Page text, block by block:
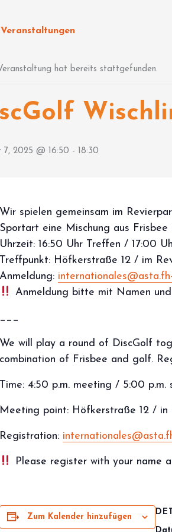
hat bereits stattgefunden.
7, 2025 @ 16:50 - 18:30
Wir spielen gemeinsam im
Sportart eine Mischung aus
Uhrzeit: 16:50 Uhr Treffen / 17:00
Treffpunkt: Höfkerstraße 12 / im
Anmeldung:
Anmeldung bitte mit Namen
___
We will play a round of DiscGolf
combination of Frisbee and golf.
Time: 4:50 p.m. meeting / 5:00 p.m.
Meeting point: Höfkerstraße 12 / in
Registration:
Please register with your name
Zum Kalender hinzufügen